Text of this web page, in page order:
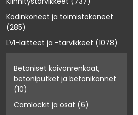
Kodinkoneet ja toimistokoneet
(285)
LVI-laitteet ja -tarvikkeet (1078)
Betoniset kaivonrenkaat,
betoniputket ja betonikannet
(10)
Camlockit ja osat (6)